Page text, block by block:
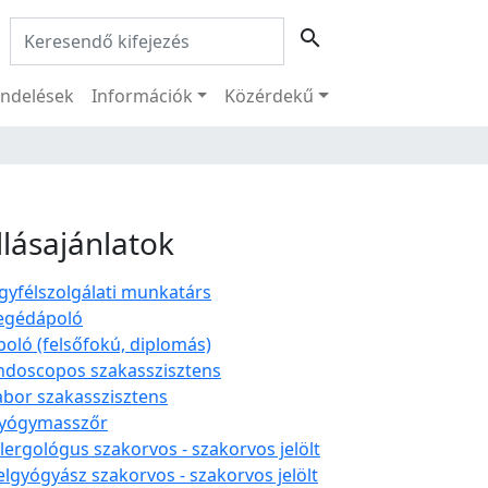
Keresés: search
Információk Közérdekű
munkatárs
(felsőfokú, diplomás)
szakasszisztens
szakasszisztens
szakorvos - szakorvos jelölt
szakorvos - szakorvos jelölt